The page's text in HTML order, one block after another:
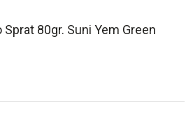
80gr. Suni Yem Green